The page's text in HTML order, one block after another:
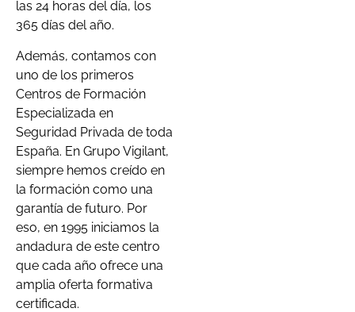
las 24 horas del día, los
365 días del año.
Además, contamos con
uno de los primeros
Centros de Formación
Especializada en
Seguridad Privada de toda
España. En Grupo Vigilant,
siempre hemos creído en
la formación como una
garantía de futuro. Por
eso, en 1995 iniciamos la
andadura de este centro
que cada año ofrece una
amplia oferta formativa
certificada.